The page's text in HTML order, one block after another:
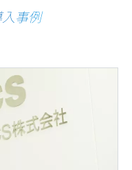
事例